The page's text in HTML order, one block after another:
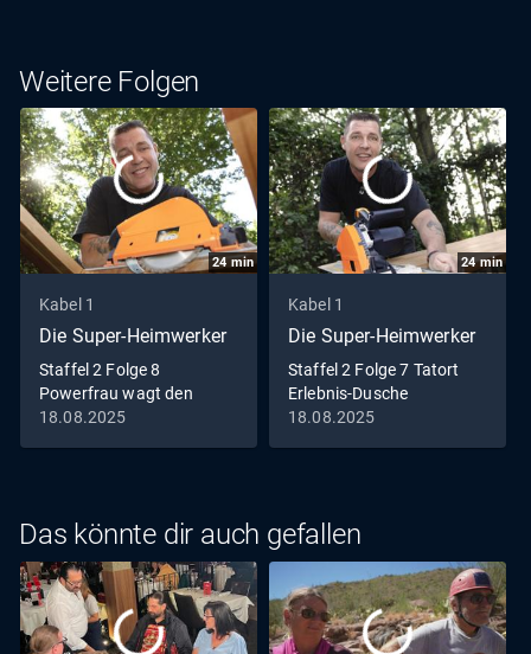
Weitere Folgen
24 min
Kabel 1
Die Super-Heimwerker
Staffel 2 Folge 8
Powerfrau wagt den
Durchbruch
18.08.2025
24min
Kabel 1
Die Super-Heimwerker
Staffel 2 Folge 7 Tatort
Erlebnis-Dusche
18.08.2025
Das könnte dir auch gefallen